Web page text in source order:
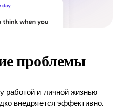
проблемы
работой и личной жизнью
внедряется эффективно.